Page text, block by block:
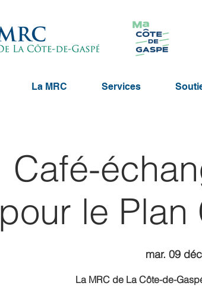
La MRC Services
Café-
pour le Plan
mar. 09
La MRC de La Côte-de-